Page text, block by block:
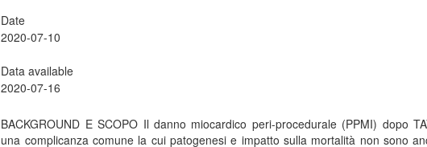
Date
2020-07-10
Data available
2020-07-16
BACKGROUND E SCOPO Il danno miocardico peri-procedurale (PPMI) dopo
una complicanza comune la cui patogenesi e impatto sulla mortalità non sono